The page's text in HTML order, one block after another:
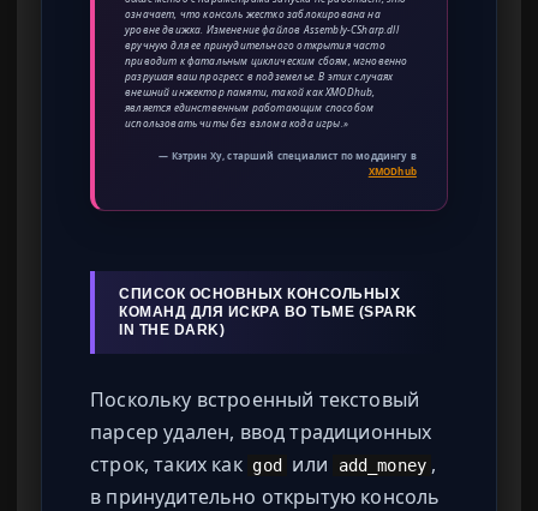
означает, что консоль жестко заблокирована на
уровне движка. Изменение файлов Assembly-CSharp.dll
вручную для ее принудительного открытия часто
приводит к фатальным циклическим сбоям, мгновенно
разрушая ваш прогресс в подземелье. В этих случаях
внешний инжектор памяти, такой как XMODhub,
является единственным работающим способом
использовать читы без взлома кода игры.»
— Кэтрин Ху, старший специалист по моддингу в
XMODhub
СПИСОК ОСНОВНЫХ КОНСОЛЬНЫХ
КОМАНД ДЛЯ ИСКРА ВО ТЬМЕ (SPARK
IN THE DARK)
Поскольку встроенный текстовый
парсер удален, ввод традиционных
строк, таких как god или add_money ,
в принудительно открытую консоль